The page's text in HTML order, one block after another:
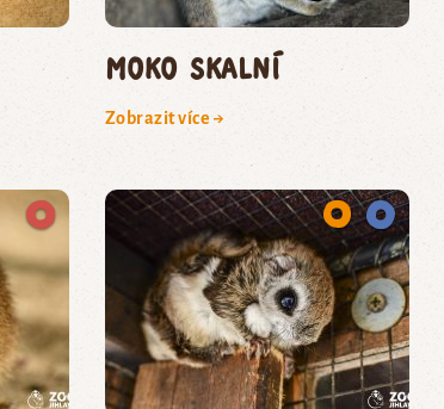
moko skalní
Zobrazit více →